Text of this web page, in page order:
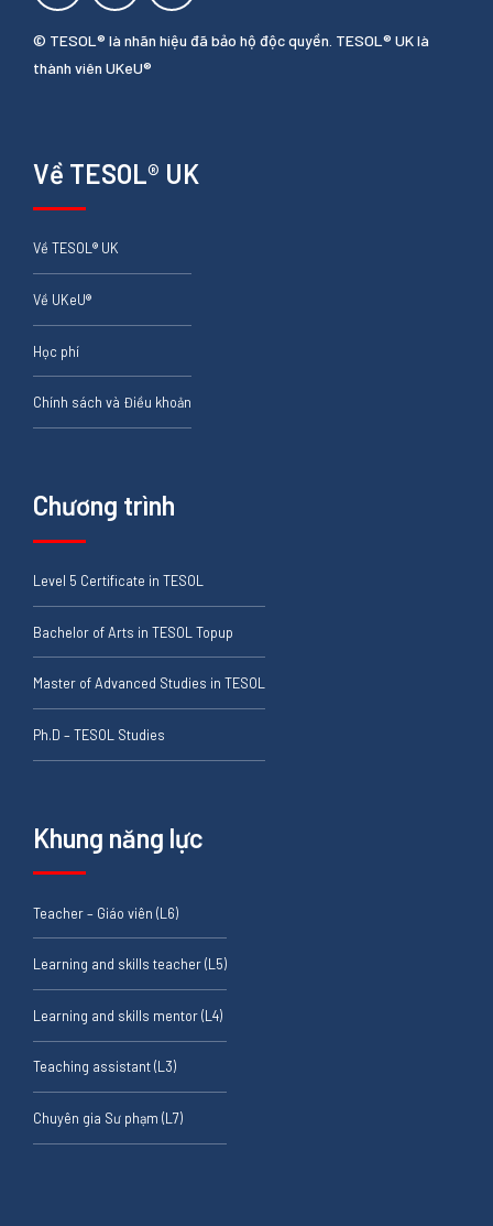
© TESOL® là nhãn hiệu đã bảo hộ độc quyền. TESOL® UK là
thành viên UKeU®
Về TESOL® UK
Về TESOL® UK
Về UKeU®
Học phí
Chính sách và Điều khoản
Chương trình
Level 5 Certificate in TESOL
Bachelor of Arts in TESOL Topup
Master of Advanced Studies in TESOL
Ph.D – TESOL Studies
Khung năng lực
Teacher – Giáo viên (L6)
Learning and skills teacher (L5)
Learning and skills mentor (L4)
Teaching assistant (L3)
Chuyên gia Sư phạm (L7)